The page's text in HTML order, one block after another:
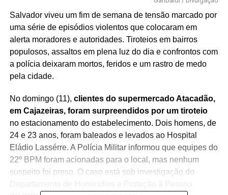
Salvador viveu um fim de semana de tensão marcado por
uma série de episódios violentos que colocaram em
alerta moradores e autoridades. Tiroteios em bairros
populosos, assaltos em plena luz do dia e confrontos com
a polícia deixaram mortos, feridos e um rastro de medo
pela cidade.
No domingo (11), clientes do supermercado Atacadão,
em Cajazeiras, foram surpreendidos por um tiroteio
no estacionamento do estabelecimento. Dois homens, de
24 e 23 anos, foram baleados e levados ao Hospital
Eládio Lassérre. A Polícia Militar informou que equipes do
22º BPM foram acionadas para o local, mas nenhum
suspeito foi preso. O caso está sob investigação do